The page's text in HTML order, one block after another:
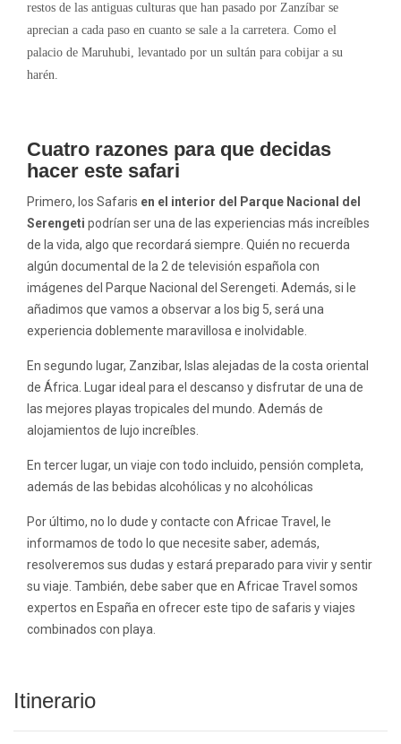
restos de las antiguas culturas que han pasado por Zanzíbar se
aprecian a cada paso en cuanto se sale a la carretera. Como el
palacio de Maruhubi, levantado por un sultán para cobijar a su
harén.
Cuatro razones para que decidas
hacer este safari
Primero, los Safaris en el interior del
Parque Nacional del
Serengeti podrían ser una de las experiencias más increíbles
de la vida, algo que recordará siempre. Quién no recuerda
algún documental de la 2 de televisión española con
imágenes del Parque Nacional del Serengeti. Además, si le
añadimos que vamos a observar a los big 5, será una
experiencia doblemente maravillosa e inolvidable.
En segundo lugar, Zanzibar, Islas alejadas de la costa oriental
de África. Lugar ideal para el descanso y disfrutar de una de
las mejores playas tropicales del mundo. Además de
alojamientos de lujo increíbles.
En tercer lugar, un viaje con todo incluido, pensión completa,
además de las bebidas alcohólicas y no alcohólicas
Por último, no lo dude y contacte con Africae Travel, le
informamos de todo lo que necesite saber, además,
resolveremos sus dudas y estará preparado para vivir y sentir
su viaje. También, debe saber que en Africae Travel somos
expertos en España en ofrecer este tipo de safaris y viajes
combinados con playa.
Itinerario